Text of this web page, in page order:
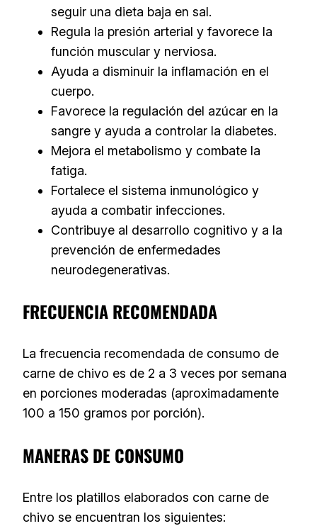
seguir una dieta baja en sal.
Regula la presión arterial y favorece la
función muscular y nerviosa.
Ayuda a disminuir la inflamación en el
cuerpo.
Favorece la regulación del azúcar en la
sangre y ayuda a controlar la diabetes.
Mejora el metabolismo y combate la
fatiga.
Fortalece el sistema inmunológico y
ayuda a combatir infecciones.
Contribuye al desarrollo cognitivo y a la
prevención de enfermedades
neurodegenerativas.
FRECUENCIA RECOMENDADA
La frecuencia recomendada de consumo de
carne de chivo es de 2 a 3 veces por semana
en porciones moderadas (aproximadamente
100 a 150 gramos por porción).
MANERAS DE CONSUMO
Entre los platillos elaborados con carne de
chivo se encuentran los siguientes: